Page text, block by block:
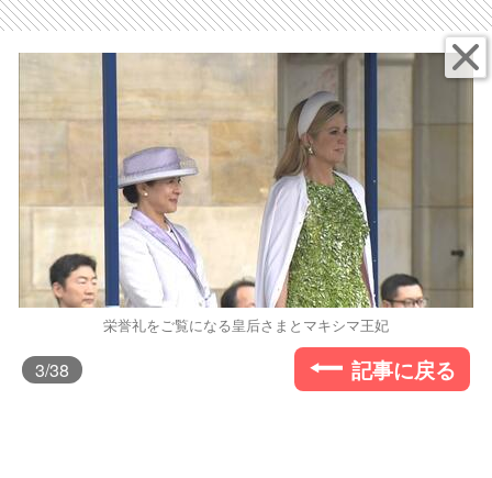
栄誉礼をご覧になる皇后さまとマキシマ王妃
3/38 記事に戻る